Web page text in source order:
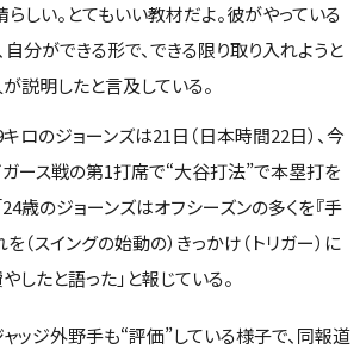
らしい。とてもいい教材だよ。彼がやっている
自分ができる形で、できる限り取り入れようと
が説明したと言及している。
ロのジョーンズは21日（日本時間22日）、今
ース戦の第1打席で“大谷打法”で本塁打を
24歳のジョーンズはオフシーズンの多くを『手
（スイングの始動の）きっかけ（トリガー）に
したと語った」と報じている。
ャッジ外野手も“評価”している様子で、同報道